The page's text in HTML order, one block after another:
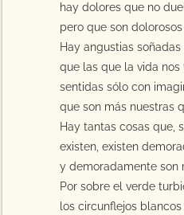
hay dolores que no
pero que son
Hay angustias
que las que la vida nos
sentidas sólo con
que son más nuestras
Hay tantas cosas que,
existen, existen
y demoradamente son
Por sobre el verde
los circunflejos